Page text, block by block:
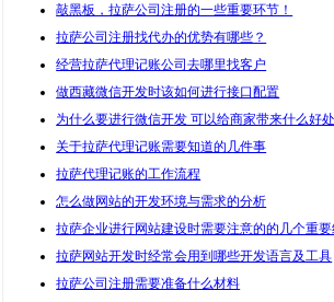
敲黑板，拉萨公司注册的一些重要环节！
拉萨公司注册找代办的优势有哪些？
经营拉萨代理记账公司去哪里找客户
做西藏微信开发时该如何进行接口配置
为什么要进行微信开发 可以给商家带来什么好处
关于拉萨代理记账需要知道的几件事
拉萨代理记账的工作流程
怎么做网站的开发环境与需求的分析
拉萨企业进行网站建设时需要注意的的几个重
拉萨网站开发时经常会用到哪些开发语言及工具
拉萨公司注册需要准备什么材料